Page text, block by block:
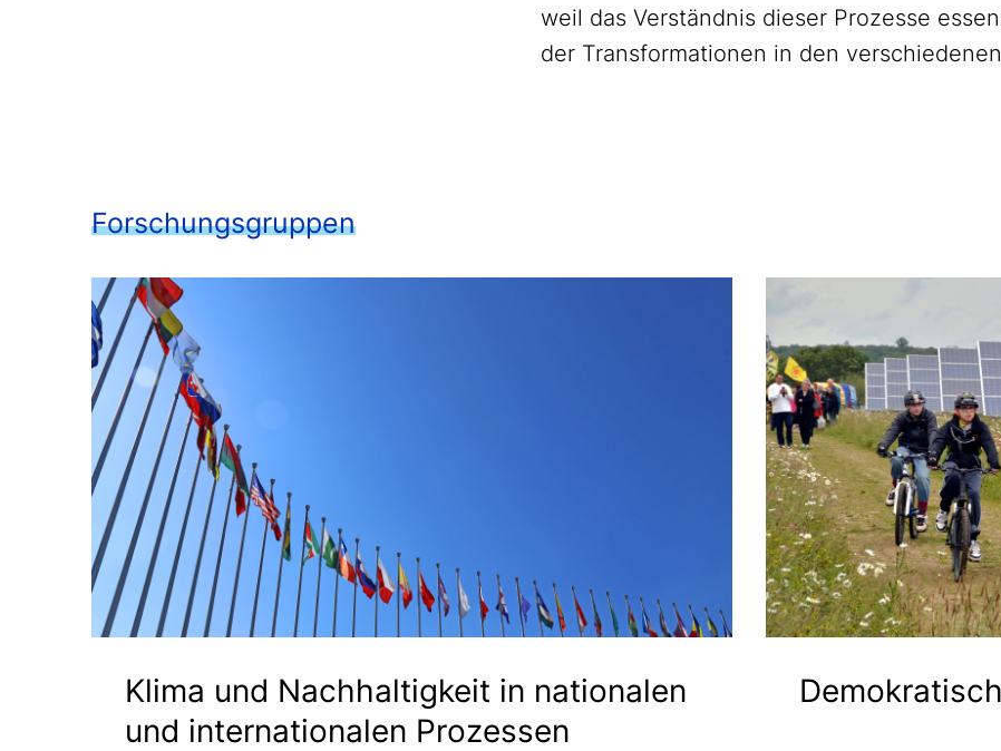
weil das Verständnis dieser Prozesse
der Transformationen in den
Forschungsgruppen
Klima und Nachhaltigkeit in nationalen
und internationalen Prozessen